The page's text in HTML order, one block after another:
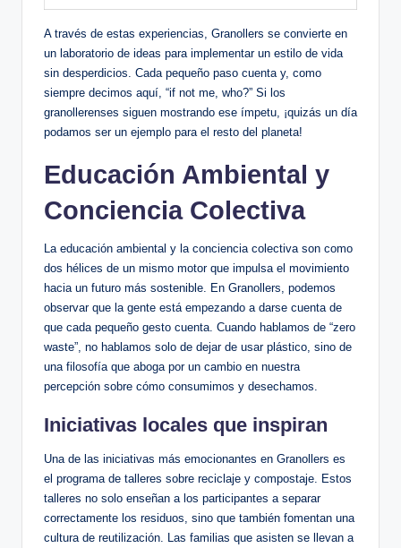
A través de estas experiencias, Granollers se convierte en
un laboratorio de ideas para implementar un estilo de vida
sin desperdicios. Cada pequeño paso cuenta y, como
siempre decimos aquí, “if not me, who?” Si los
granollerenses siguen mostrando ese ímpetu, ¡quizás un día
podamos ser un ejemplo para el resto del planeta!
Educación Ambiental y
Conciencia Colectiva
La educación ambiental y la conciencia colectiva son como
dos hélices de un mismo motor que impulsa el movimiento
hacia un futuro más sostenible. En Granollers, podemos
observar que la gente está empezando a darse cuenta de
que cada pequeño gesto cuenta. Cuando hablamos de “zero
waste”, no hablamos solo de dejar de usar plástico, sino de
una filosofía que aboga por un cambio en nuestra
percepción sobre cómo consumimos y desechamos.
Iniciativas locales que inspiran
Una de las iniciativas más emocionantes en Granollers es
el programa de talleres sobre reciclaje y compostaje. Estos
talleres no solo enseñan a los participantes a separar
correctamente los residuos, sino que también fomentan una
cultura de reutilización. Las familias que asisten se llevan a